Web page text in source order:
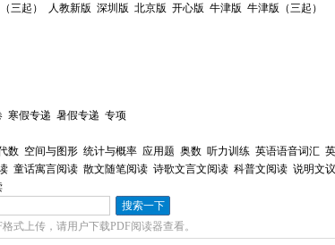
三起） 人教新版 深圳版 北京版 开心版 牛津版 牛津版（三起）
寒假专递 暑假专递 专项
数 空间与图形 统计与概率 应用题 奥数 听力训练 英语语音词汇
童话寓言阅读 散文随笔阅读 诗歌文言文阅读 科普文阅读 说明文
式上传，请用户下载PDF阅读器查看。